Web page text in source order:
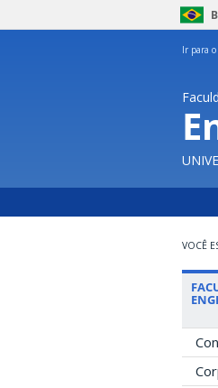
Ir para